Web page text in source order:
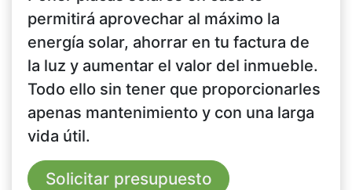
permitirá aprovechar al máximo la
energía solar, ahorrar en tu factura de
la luz y aumentar el valor del inmueble.
Todo ello sin tener que proporcionarles
apenas mantenimiento y con una larga
vida útil.​
Solicitar presupuesto